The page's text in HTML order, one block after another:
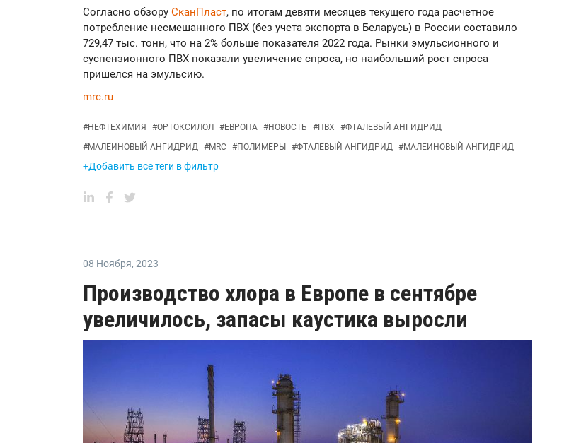
Согласно обзору СканПласт, по итогам девяти месяцев текущего года расчетное
потребление несмешанного ПВХ (без учета экспорта в Беларусь) в России составило
729,47 тыс. тонн, что на 2% больше показателя 2022 года. Рынки эмульсионного и
суспензионного ПВХ показали увеличение спроса, но наибольший рост спроса
пришелся на эмульсию.
mrc.ru
#НЕФТЕХИМИЯ #ОРТОКСИЛОЛ #ЕВРОПА #НОВОСТЬ #ПВХ #ФТАЛЕВЫЙ АНГИДРИД
#МАЛЕИНОВЫЙ АНГИДРИД #MRC #ПОЛИМЕРЫ #ФТАЛЕВЫЙ АНГИДРИД #МАЛЕИНОВЫЙ АНГИДРИД
+Добавить все теги в фильтр
08 Ноября, 2023
Производство хлора в Европе в сентябре
увеличилось, запасы каустика выросли